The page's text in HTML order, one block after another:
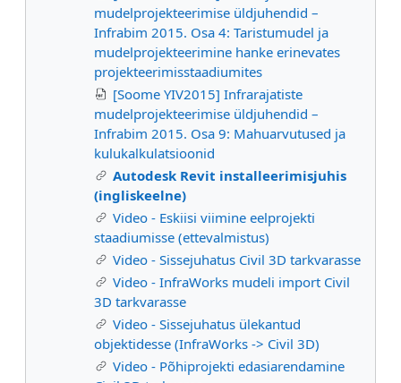
mudelprojekteerimise üldjuhendid –
Infrabim 2015. Osa 4: Taristumudel ja
mudelprojekteerimine hanke erinevates
projekteerimisstaadiumites
[Soome YIV2015] Infrarajatiste
mudelprojekteerimise üldjuhendid –
Infrabim 2015. Osa 9: Mahuarvutused ja
kulukalkulatsioonid
Autodesk Revit installeerimisjuhis
(ingliskeelne)
Video - Eskiisi viimine eelprojekti
staadiumisse (ettevalmistus)
Video - Sissejuhatus Civil 3D tarkvarasse
Video - InfraWorks mudeli import Civil
3D tarkvarasse
Video - Sissejuhatus ülekantud
objektidesse (InfraWorks -> Civil 3D)
Video - Põhiprojekti edasiarendamine